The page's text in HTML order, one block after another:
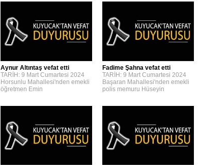
Aynur Altıntaş vefat etti
TARİH: 9 Mart Cumartesi 2024
Horsunlu Mahallesi'nden emekli
öğretmen Emin
Fadime Şahna vefat etti
TARİH: 9 Mart Cumartesi 2024
Başaran Mahallesi'nden emekli
polis memuru Hüseyin